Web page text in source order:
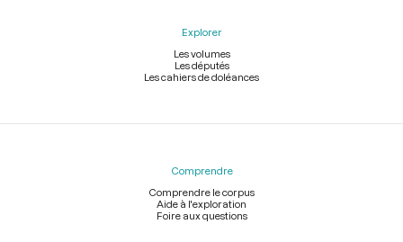
Explorer
Les volumes
Les députés
Les cahiers de doléances
Comprendre
Comprendre le corpus
Aide à l'exploration
Foire aux questions